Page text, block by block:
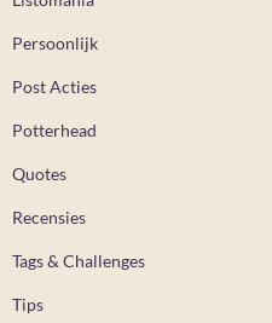
Persoonlijk
Post Acties
Potterhead
Quotes
Recensies
Tags & Challenges
Tips